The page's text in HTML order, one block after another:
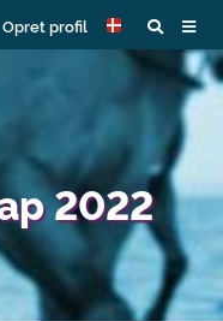
Opret profil
2022